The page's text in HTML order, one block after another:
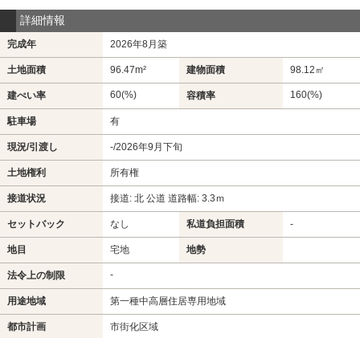
詳細情報
完成年 2026年8月築
土地面積 96.47m² 建物面積 98.12㎡
建ぺい率 60(%) 容積率 160(%)
駐車場 有
現況/引渡し -/2026年9月下旬
土地権利 所有権
接道状況 接道: 北 公道 道路幅: 3.3ｍ
セットバック なし 私道負担面積 -
地目 宅地 地勢
法令上の制限 -
用途地域 第一種中高層住居専用地域
都市計画 市街化区域